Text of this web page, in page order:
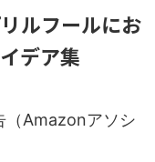
ルフールにお
デア集
（Amazonアソシ